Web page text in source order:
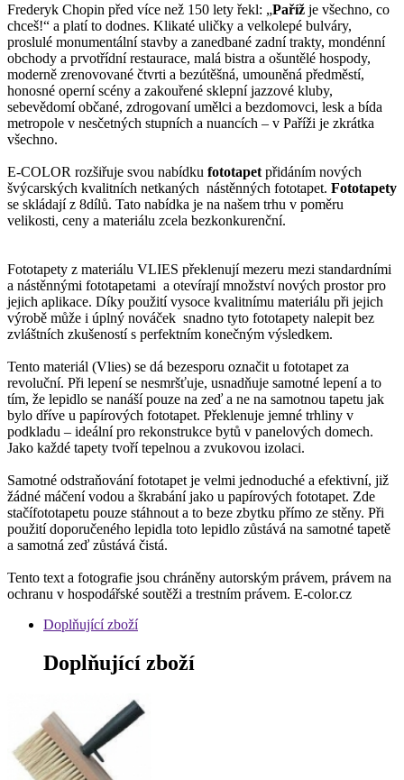
Frederyk Chopin před více než 150 lety řekl: „Paříž je všechno, co
chceš!“ a platí to dodnes. Klikaté uličky a velkolepé bulváry,
proslulé monumentální stavby a zanedbané zadní trakty, mondénní
obchody a prvotřídní restaurace, malá bistra a ošuntělé hospody,
moderně zrenovované čtvrti a bezútěšná, umouněná předměstí,
honosné operní scény a zakouřené sklepní jazzové kluby,
sebevědomí občané, zdrogovaní umělci a bezdomovci, lesk a bída
metropole v nesčetných stupních a nuancích – v Paříži je zkrátka
všechno.
E-COLOR rozšiřuje svou nabídku fototapet přidáním nových
švýcarských kvalitních netkaných nástěnných fototapet. Fototapety
se skládají z 8dílů. Tato nabídka je na našem trhu v poměru
velikosti, ceny a materiálu zcela bezkonkurenční.
Fototapety z materiálu VLIES překlenují mezeru mezi standardními
a nástěnnými fototapetami a otevírají množství nových prostor pro
jejich aplikace. Díky použití vysoce kvalitnímu materiálu při jejich
výrobě může i úplný nováček snadno tyto fototapety nalepit bez
zvláštních zkušeností s perfektním konečným výsledkem.
Tento materiál (Vlies) se dá bezesporu označit u fototapet za
revoluční. Při lepení se nesmršťuje, usnadňuje samotné lepení a to
tím, že lepidlo se nanáší pouze na zeď a ne na samotnou tapetu jak
bylo dříve u papírových fototapet. Překlenuje jemné trhliny v
podkladu – ideální pro rekonstrukce bytů v panelových domech.
Jako každé tapety tvoří tepelnou a zvukovou izolaci.
Samotné odstraňování fototapet je velmi jednoduché a efektivní, již
žádné máčení vodou a škrabání jako u papírových fototapet. Zde
stačífototapetu pouze stáhnout a to beze zbytku přímo ze stěny. Při
použití doporučeného lepidla toto lepidlo zůstává na samotné tapetě
a samotná zeď zůstává čistá.
Tento text a fotografie jsou chráněny autorským právem, právem na
ochranu v hospodářské soutěži a trestním právem. E-color.cz
Doplňující zboží
Doplňující zboží